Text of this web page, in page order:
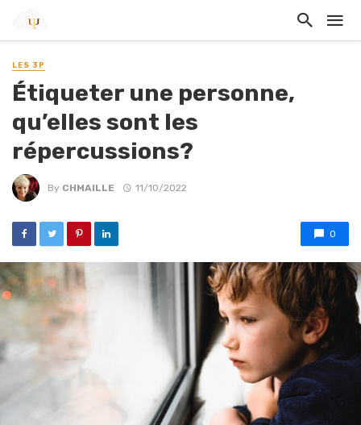
LES 3P
Étiqueter une personne,
qu’elles sont les
répercussions?
By CHMAILLE 11/10/2022
0